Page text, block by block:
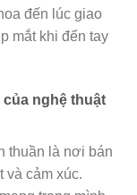
đến lúc giao
mắt khi đến tay
nghệ thuật
thuần là nơi bán
và cảm xúc.